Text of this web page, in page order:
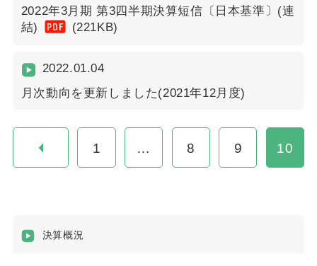
2022年3月期 第3四半期決算短信〔日本基準〕(連
結)
PDF (221KB)
2022.01.04
月次動向を更新しました(2021年12月度)
1 … 8 9 10
決算概況